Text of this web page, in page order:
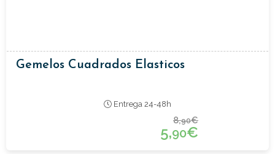
Gemelos Cuadrados Elasticos
Entrega 24-48h
8,90€
5,90€